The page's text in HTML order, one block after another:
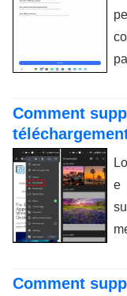
Comment
e
Comment